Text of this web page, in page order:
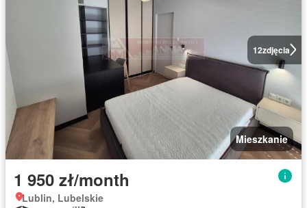
12zdjęcia
Mieszkanie
1 950 zł/month
Lublin, Lubelskie